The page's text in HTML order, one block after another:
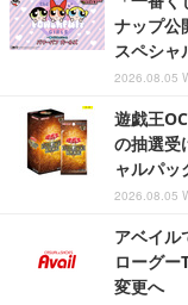
ナップ公
スペシャ
2026.08.05
遊戯王
の抽選受
ャルパッ
2026.08.05
アベイル
ローグー
変更へ